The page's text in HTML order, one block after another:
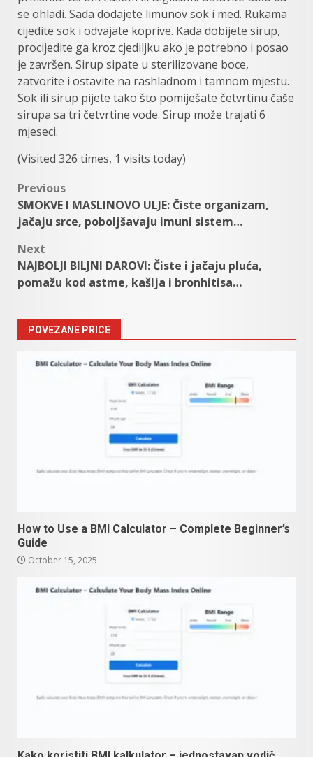
se ohladi. Sada dodajete limunov sok i med. Rukama
cijedite sok i odvajate koprive. Kada dobijete sirup,
procijedite ga kroz cjediljku ako je potrebno i posao
je završen. Sirup sipate u sterilizovane boce,
zatvorite i ostavite na rashladnom i tamnom mjestu.
Sok ili sirup pijete tako što pomiješate četvrtinu čaše
sirupa sa tri četvrtine vode. Sirup može trajati 6
mjeseci.
(Visited 326 times, 1 visits today)
Post
navigation
Previous
SMOKVE I MASLINOVO ULJE: Čiste organizam,
jačaju srce, poboljšavaju imuni sistem…
Next
NAJBOLJI BILJNI DAROVI: Čiste i jačaju pluća,
pomažu kod astme, kašlja i bronhitisa…
POVEZANE PRICE
How to Use a BMI Calculator – Complete Beginner’s
Guide
October 15, 2025